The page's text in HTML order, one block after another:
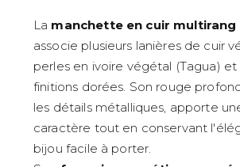
La manchette en cuir multirang
associe plusieurs lanières de cuir
perles en ivoire végétal (Tagua)
finitions dorées. Son rouge
les détails métalliques, apporte
caractère tout en conservant
bijou facile à porter.